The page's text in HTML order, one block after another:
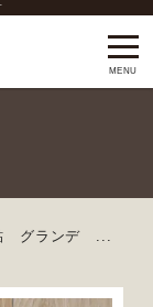
グランデ ...